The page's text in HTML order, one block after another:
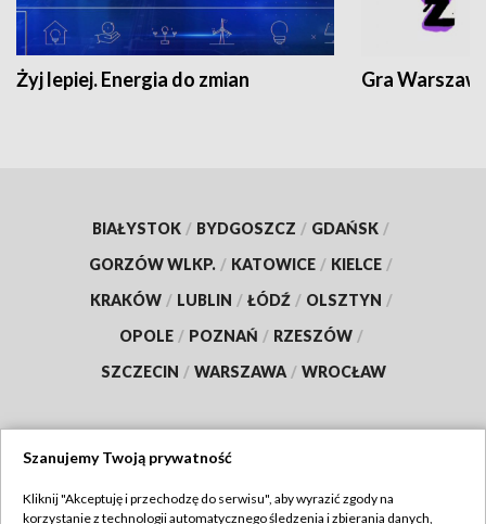
Żyj lepiej. Energia do zmian Gra
BIAŁYSTOK / BYDGOSZCZ / GDAŃSK /
GORZÓW WLKP. / KATOWICE / KIELCE /
KRAKÓW / LUBLIN / ŁÓDŹ / OLSZTYN /
OPOLE / POZNAŃ / RZESZÓW /
SZCZECIN / WARSZAWA / WROCŁAW
Szanujemy Twoją prywatność
Kliknij "Akceptuję i przechodzę do serwisu", aby wyrazić zgody na
korzystanie z technologii automatycznego śledzenia i zbierania danych,